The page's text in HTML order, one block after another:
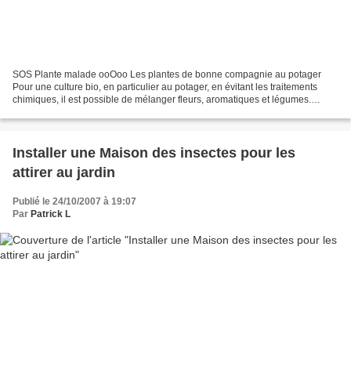
SOS Plante malade ooOoo Les plantes de bonne compagnie au potager
Pour une culture bio, en particulier au potager, en évitant les traitements
chimiques, il est possible de mélanger fleurs, aromatiques et légumes.
Installer une Maison des insectes pour les
attirer au jardin
Publié le 24/10/2007 à 19:07
Par Patrick L